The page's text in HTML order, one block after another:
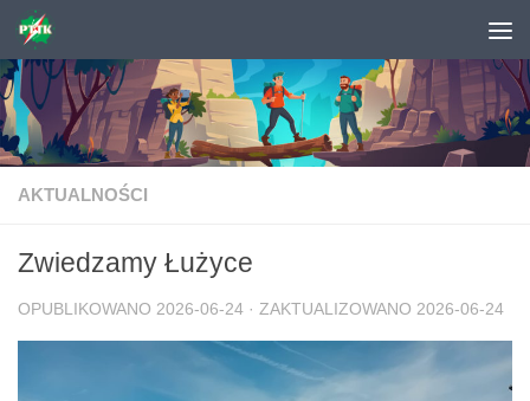
Skip to content
AKTUALNOŚCI
Zwiedzamy Łużyce
OPUBLIKOWANO 2026-06-24 · ZAKTUALIZOWANO 2026-06-24